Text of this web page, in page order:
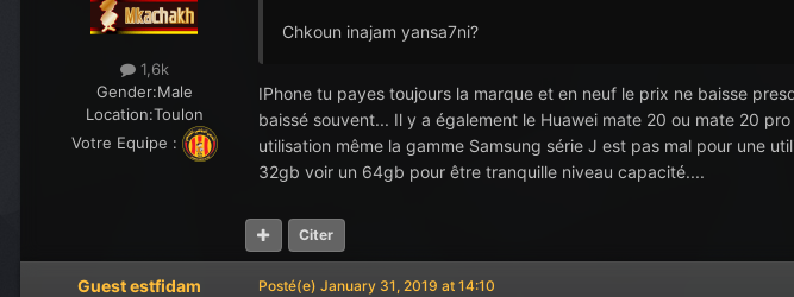
1,6k
Gender:Male
Location:Toulon
Votre Equipe :
Chkoun inajam yansa7ni?
IPhone tu payes toujours la marque et en neuf le prix ne baisse
baissé souvent... Il y a également le Huawei mate 20 ou mate 20
utilisation même la gamme Samsung série J est pas mal pour une
32gb voir un 64gb pour être tranquille niveau capacité....
Citer
Guest estfidam Posté(e) January 31, 2019 at 14:10